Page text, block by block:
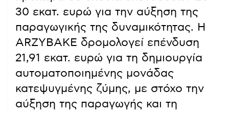
30 εκατ. ευρώ για την αύξηση της
παραγωγικής της δυναμικότητας. Η
ARZYBAKE δρομολογεί επένδυση
21,91 εκατ. ευρώ για τη δημιουργία
αυτοματοποιημένης μονάδας
κατεψυγμένης ζύμης, με στόχο την
αύξηση της παραγωγής και τη